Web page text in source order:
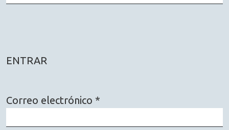
ENTRAR
Correo electrónico *